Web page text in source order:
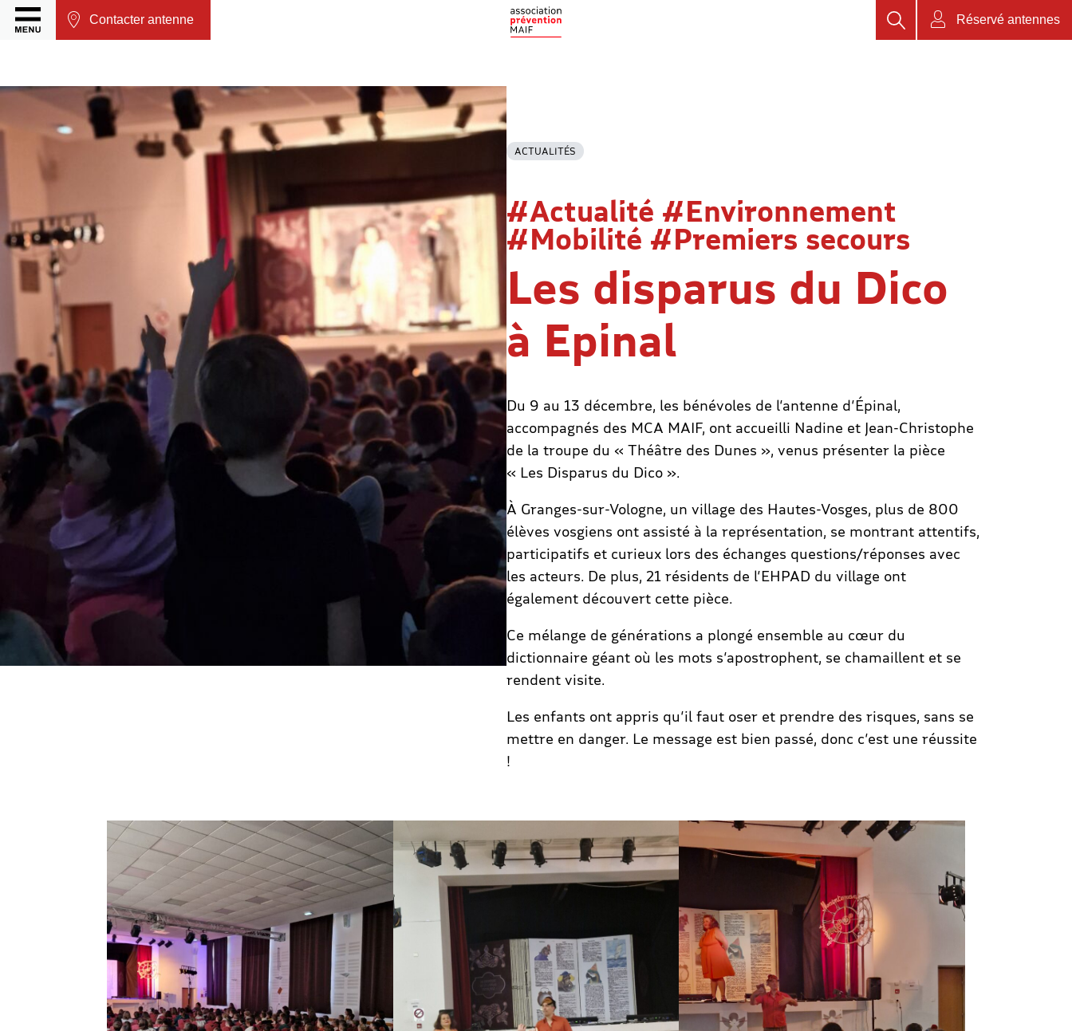
Contacter antenne Réservé antennes
Rechercher
ACTUALITÉS
#Actualité #Environnement
#Mobilité #Premiers secours
Les disparus du Dico
à Epinal
Du 9 au 13 décembre, les bénévoles de l’antenne d’Épinal,
accompagnés des MCA MAIF, ont accueilli Nadine et Jean-Christophe
de la troupe du « Théâtre des Dunes », venus présenter la pièce
« Les Disparus du Dico ».
À Granges-sur-Vologne, un village des Hautes-Vosges, plus de 800
élèves vosgiens ont assisté à la représentation, se montrant attentifs,
participatifs et curieux lors des échanges questions/réponses avec
les acteurs. De plus, 21 résidents de l’EHPAD du village ont
également découvert cette pièce.
Ce mélange de générations a plongé ensemble au cœur du
dictionnaire géant où les mots s’apostrophent, se chamaillent et se
rendent visite.
Les enfants ont appris qu’il faut oser et prendre des risques, sans se
mettre en danger. Le message est bien passé, donc c’est une réussite
!